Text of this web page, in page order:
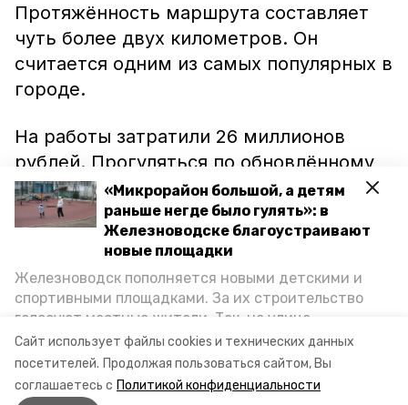
Сайт использует файлы cookies и технических данных
посетителей. Продолжая пользоваться сайтом, Вы
соглашаетесь с Политикой конфиденциальности
«Микрорайон большой, а детям
раньше негде было гулять»: в
Железноводске благоустраивают
новые площадки
Железноводск пополняется новыми детскими и
спортивными площадками. За их строительство
голосуют местные жители. Так, на улице
Октябрьской уже появилось современное
пространство для отдыха, а в Иноземцеве
приступили к возведению большой спортплощадки.
Подробнее о том, как она будет выглядеть — в
Протяжённость маршрута составляет
чуть более двух километров. Он
считается одним из самых популярных в
городе.
На работы затратили 26 миллионов
рублей. Прогуляться по обновлённому
Лермонтовскому терренкуру можно
будет уже на следующей неделе.
Ранее сообщалось, что губернатор
Ставропольского края Владимир
Владимиров проинспектировалход
работ по благоустройству
Железноводска.